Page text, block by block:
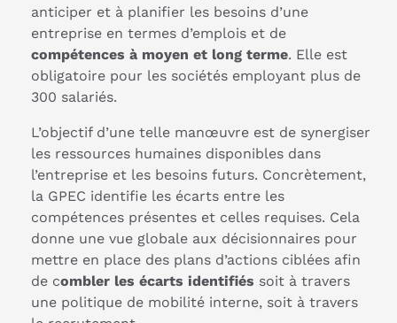
anticiper et à planifier les besoins d’une
entreprise en termes d’emplois et de
compétences à moyen et long terme. Elle est
obligatoire pour les sociétés employant plus de
300 salariés.
L’objectif d’une telle manœuvre est de synergiser
les ressources humaines disponibles dans
l’entreprise et les besoins futurs. Concrètement,
la GPEC identifie les écarts entre les
compétences présentes et celles requises. Cela
donne une vue globale aux décisionnaires pour
mettre en place des plans d’actions ciblées afin
de combler les écarts identifiés soit à travers
une politique de mobilité interne, soit à travers